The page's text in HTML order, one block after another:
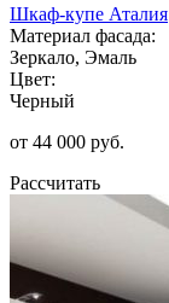
Шкаф-купе Аталия
Материал фасада:
Зеркало, Эмаль
Цвет:
Черный
от 44 000 руб.
Рассчитать